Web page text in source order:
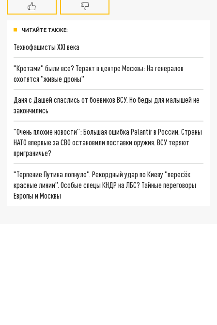
ЧИТАЙТЕ ТАКЖЕ:
Технофашисты XXI века
"Кротами" были все? Теракт в центре Москвы: На генералов
охотятся "живые дроны"
Даня с Дашей спаслись от боевиков ВСУ. Но беды для малышей не
закончились
"Очень плохие новости": Большая ошибка Palantir в России. Страны
НАТО впервые за СВО остановили поставки оружия. ВСУ теряют
приграничье?
"Терпение Путина лопнуло". Рекордный удар по Киеву "пересёк
красные линии". Особые спецы КНДР на ЛБС? Тайные переговоры
Европы и Москвы